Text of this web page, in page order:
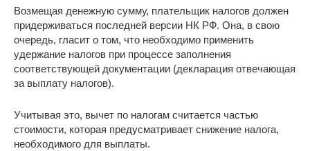
Возмещая денежную сумму, плательщик налогов должен
придерживаться последней версии НК РФ. Она, в свою
очередь, гласит о том, что необходимо применить
удержание налогов при процессе заполнения
соответствующей документации (декларация отвечающая
за выплату налогов).
Учитывая это, вычет по налогам считается частью
стоимости, которая предусматривает снижение налога,
необходимого для выплаты.